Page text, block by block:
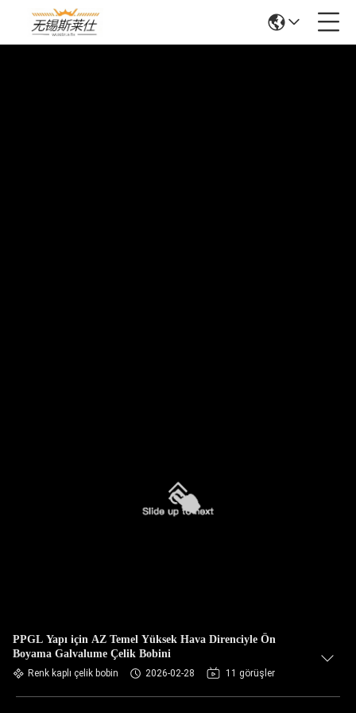
PPGL Yapı için AZ Temel Yüksek Hava Direnciyle Ön
Boyama Galvalume Çelik Bobini
Renk kaplı çelik bobin 2026-02-28 11 görüşler